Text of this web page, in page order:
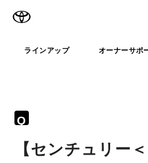
ラインアップ オーナーサポ
Q
【センチュリー